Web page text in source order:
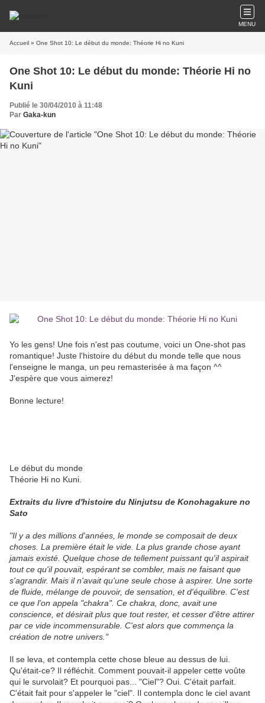
MENU
Accueil » One Shot 10: Le début du monde: Théorie Hi no Kuni
One Shot 10: Le début du monde: Théorie Hi no
Kuni
Publié le 30/04/2010 à 11:48
Par Gaka-kun
Yo les gens! Une fois n'est pas coutume, voici un One-shot pas
romantique! Juste l'histoire du début du monde telle que nous
l'enseigne le manga, un peu remasterisée à ma façon ^^
J'espère que vous aimerez!
Bonne lecture!
Le début du monde
Théorie Hi no Kuni.
Extraits du livre d'histoire du Ninjutsu de Konohagakure no
Sato
"Il y a des millions d'années, le monde se composait de deux
choses. La première était le vide. La plus grande chose ayant
jamais existé. Quelque chose de tellement puissant qu'il aspirait
tout ce qu'il pouvait, espérant se combler, mais ne faisant que
s'agrandir. Mais il n'avait qu'une seule chose à aspirer. Une sorte
de fluide, mélange de pouvoir, de sensation, et d'équilibre. C'est
ce que l'on appela "chakra". Ce chakra, donc, avait une
conscience, et désirait plus que tout rester, et cesser d'être attirer
par ce vide incommensurable. C'est alors que commença la
création de notre univers."
Il se leva, et contempla cette chose bleue au dessus de lui.
Qu'était-ce? Il réfléchit. Comment pouvait-il appeler cette voûte
qui le survolait? Et pourquoi pas... "Ciel"? Oui. C'était parfait.
C'était fait pour s'appeler le "ciel". Il contempla donc le ciel avant